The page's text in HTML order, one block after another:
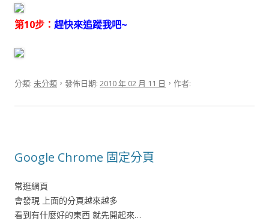
第10步： 趕快來追蹤我吧~
分類: 未分類 ，發佈日期: 2010 年 02 月 11 日 ，作者:
Google Chrome 固定分頁
常逛網頁
會發現 上面的分頁越來越多
看到有什麼好的東西 就先開起來…